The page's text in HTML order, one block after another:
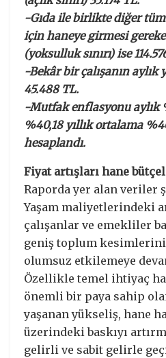
-Gıda ile birlikte diğer
için haneye girmesi
(yoksulluk sınırı) ise
-Bekâr bir çalışanın aylık
45.488 TL.
-Mutfak enflasyonu aylık
%40,18 yıllık ortalama
hesaplandı.
Fiyat artışları hane
Raporda yer alan veriler
Yaşam maliyetlerindeki
çalışanlar ve emekliler
geniş toplum
olumsuz etkilemeye
Özellikle temel ihtiyaç
önemli bir paya sahip
yaşanan yükseliş, hane
üzerindeki baskıyı
gelirli ve sabit gelirle